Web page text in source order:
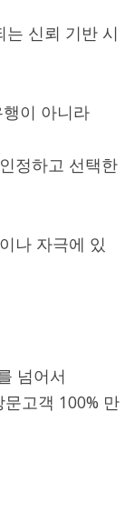
는 신뢰 기반 시
이 아니라
정하고 선택한
나 자극에 있
넘어서
고객 100% 만